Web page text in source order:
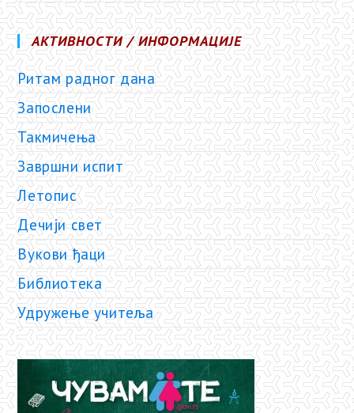
АКТИВНОСТИ / ИНФОРМАЦИЈЕ
Ритам радног дана
Запослени
Такмичења
Завршни испит
Летопис
Дечији свет
Вукови ђаци
Библиотека
Удружење учитеља